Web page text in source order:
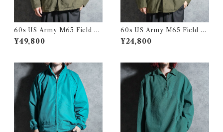
60s US Army M65 Field Ja
cket 1st model アメリカ軍 M
65 フィールド ジャケット
¥49,800
60s US Army M65 Field Ja
cket 2nd model アメリカ軍
M65 フィールド ジャケット 1
¥24,800